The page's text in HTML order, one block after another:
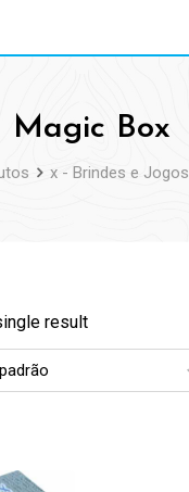
Magic Box
x - Brindes e Jogos
result